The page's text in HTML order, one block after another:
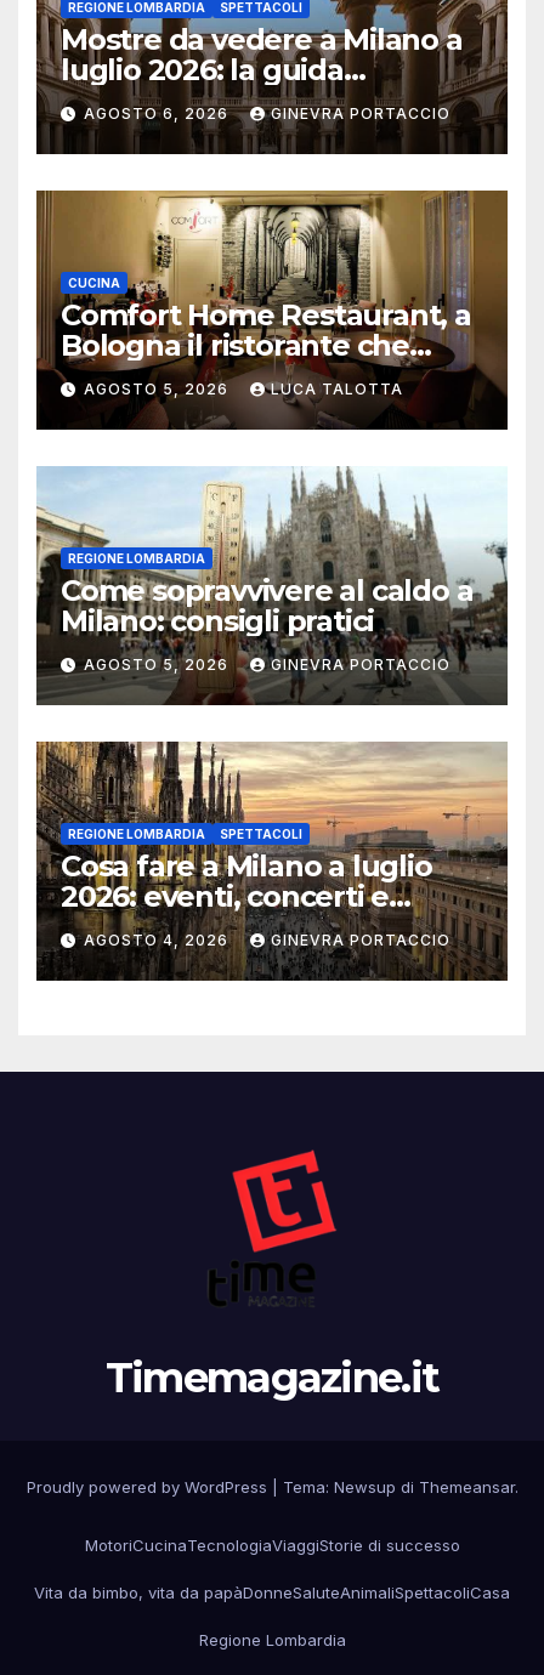
REGIONE LOMBARDIA SPETTACOLI
Mostre da vedere a Milano a
luglio 2026: la guida
aggiornata
AGOSTO 6, 2026 GINEVRA PORTACCIO
CUCINA
Comfort Home Restaurant, a
Bologna il ristorante che
trasforma l’ospitalità in
un’esperienza di casa
AGOSTO 5, 2026 LUCA TALOTTA
REGIONE LOMBARDIA
Come sopravvivere al caldo a
Milano: consigli pratici
AGOSTO 5, 2026 GINEVRA PORTACCIO
REGIONE LOMBARDIA SPETTACOLI
Cosa fare a Milano a luglio
2026: eventi, concerti e
mostre
AGOSTO 4, 2026 GINEVRA PORTACCIO
Timemagazine.it
Proudly powered by WordPress Tema: Newsup di Themeansar.
MotoriCucinaTecnologiaViaggiStorie di successo
Vita da bimbo, vita da papàDonneSaluteAnimaliSpettacoliCasa
Regione Lombardia